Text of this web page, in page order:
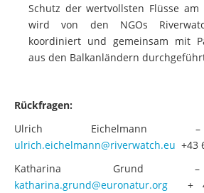
Schutz der wertvollsten Flüsse am
wird von den NGOs
koordiniert und gemeinsam mit
aus den Balkanländern
Rückfragen:
Ulrich Eichelmann –
ulrich.eichelmann@riverwatch.eu +43
Katharina Grund –
katharina.grund@euronatur.org +